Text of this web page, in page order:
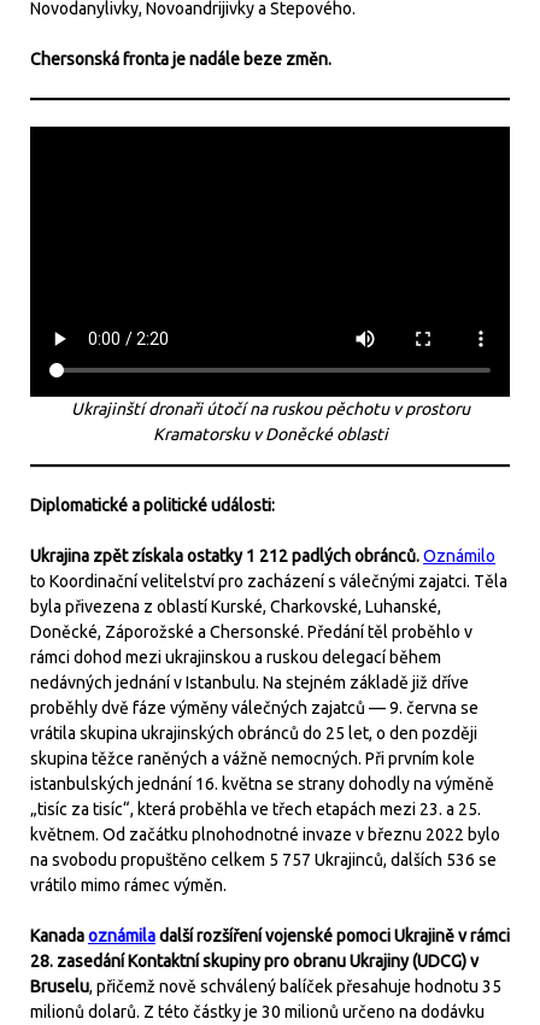
Novodanylivky, Novoandrijivky a Stepového.
Chersonská fronta je nadále beze změn.
Ukrajinští dronaři útočí na ruskou pěchotu v prostoru
Kramatorsku v Doněcké oblasti
Diplomatické a politické události:
Ukrajina zpět získala ostatky 1 212 padlých obránců.Oznámilo
to Koordinační velitelství pro zacházení s válečnými zajatci. Těla
byla přivezena z oblastí Kurské, Charkovské, Luhanské,
Doněcké, Záporožské a Chersonské. Předání těl proběhlo v
rámci dohod mezi ukrajinskou a ruskou delegací během
nedávných jednání v Istanbulu. Na stejném základě již dříve
proběhly dvě fáze výměny válečných zajatců — 9. června se
vrátila skupina ukrajinských obránců do 25 let, o den později
skupina těžce raněných a vážně nemocných. Při prvním kole
istanbulských jednání 16. května se strany dohodly na výměně
„tisíc za tisíc“, která proběhla ve třech etapách mezi 23. a 25.
květnem. Od začátku plnohodnotné invaze v březnu 2022 bylo
na svobodu propuštěno celkem 5 757 Ukrajinců, dalších 536 se
vrátilo mimo rámec výměn.
Kanadaoznámiladalší rozšíření vojenské pomoci Ukrajině v rámci
28. zasedání Kontaktní skupiny pro obranu Ukrajiny (UDCG) v
Bruselu, přičemž nově schválený balíček přesahuje hodnotu 35
milionů dolarů. Z této částky je 30 milionů určeno na dodávku